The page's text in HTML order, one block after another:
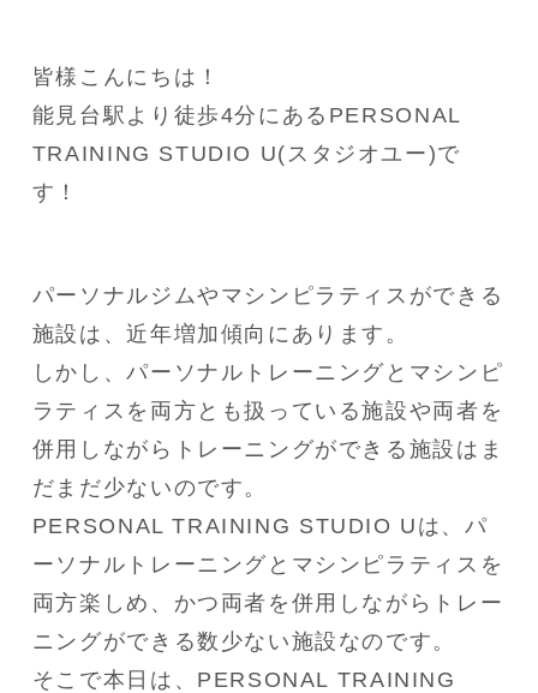
皆様こんにちは！
能見台駅より徒歩4分にあるPERSONAL
TRAINING STUDIO U(スタジオユー)で
す！
パーソナルジムやマシンピラティスができる
施設は、近年増加傾向にあります。
しかし、パーソナルトレーニングとマシンピ
ラティスを両方とも扱っている施設や両者を
併用しながらトレーニングができる施設はま
だまだ少ないのです。
PERSONAL TRAINING STUDIO Uは、パ
ーソナルトレーニングとマシンピラティスを
両方楽しめ、かつ両者を併用しながらトレー
ニングができる数少ない施設なのです。
そこで本日は、PERSONAL TRAINING